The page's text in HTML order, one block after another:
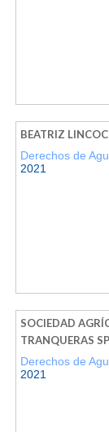
BEATRIZ
Derechos de
2021
SOCIEDAD
TRANQUERAS
Derechos de
2021